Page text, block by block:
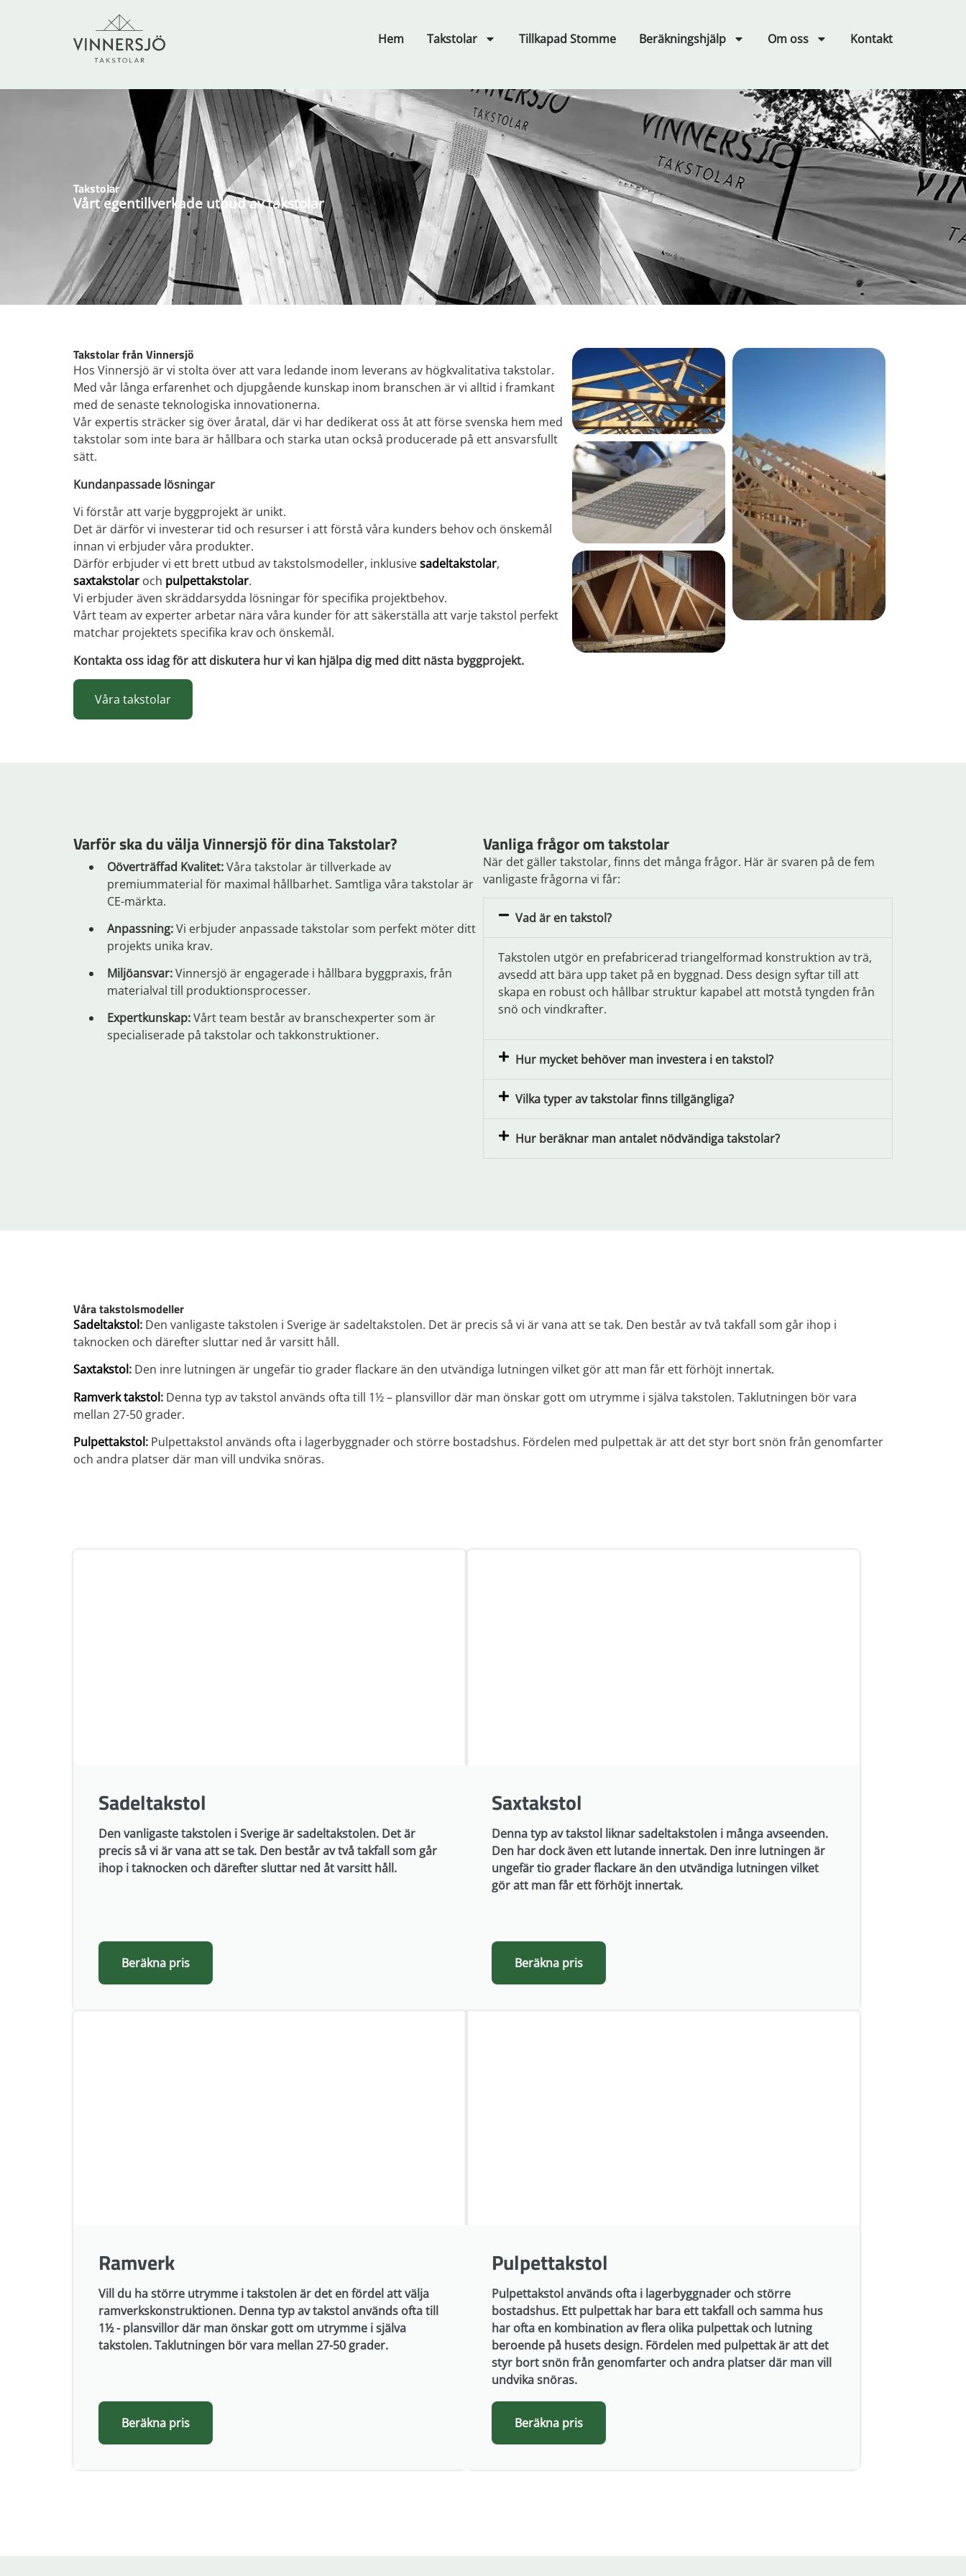
Hem Takstolar Tillkapad Stomme Beräkningshjälp Om oss Kontakt
Takstolar
Vårt egentillverkade utbud av takstolar
Takstolar från Vinnersjö
Hos Vinnersjö är vi stolta över att vara ledande inom leverans av högkvalitativa takstolar.
Med vår långa erfarenhet och djupgående kunskap inom branschen är vi alltid i framkant
med de senaste teknologiska innovationerna.
Vår expertis sträcker sig över åratal, där vi har dedikerat oss åt att förse svenska hem med
takstolar som inte bara är hållbara och starka utan också producerade på ett ansvarsfullt
sätt.
Kundanpassade lösningar
Vi förstår att varje byggprojekt är unikt.
Det är därför vi investerar tid och resurser i att förstå våra kunders behov och önskemål
innan vi erbjuder våra produkter.
Därför erbjuder vi ett brett utbud av takstolsmodeller, inklusivesadeltakstolar,
saxtakstolar och pulpettakstolar.
Vi erbjuder även skräddarsydda lösningar för specifika projektbehov.
Vårt team av experter arbetar nära våra kunder för att säkerställa att varje takstol perfekt
matchar projektets specifika krav och önskemål.
Kontakta oss idag för att diskutera hur vi kan hjälpa dig med ditt nästa byggprojekt.
Våra takstolar
Varför ska du välja Vinnersjö för dina Takstolar?
Oöverträffad Kvalitet:Våra takstolar är tillverkade av
premiummaterial för maximal hållbarhet. Samtliga våra takstolar är
CE-märkta.
Anpassning:Vi erbjuder anpassade takstolar som perfekt möter ditt
projekts unika krav.
Miljöansvar:Vinnersjö är engagerade i hållbara byggpraxis, från
materialval till produktionsprocesser.
Expertkunskap:Vårt team består av branschexperter som är
specialiserade på takstolar och takkonstruktioner.
Vanliga frågor om takstolar
När det gäller takstolar, finns det många frågor. Här är svaren på de fem
vanligaste frågorna vi får:
Vad är en takstol?
Takstolen utgör en prefabricerad triangelformad konstruktion av trä,
avsedd att bära upp taket på en byggnad. Dess design syftar till att
skapa en robust och hållbar struktur kapabel att motstå tyngden från
snö och vindkrafter.
Hur mycket behöver man investera i en takstol?
Vilka typer av takstolar finns tillgängliga?
Hur beräknar man antalet nödvändiga takstolar?
Våra takstolsmodeller
Sadeltakstol: Den vanligaste takstolen i Sverige är sadeltakstolen. Det är precis så vi är vana att se tak. Den består av två takfall som går ihop i
taknocken och därefter sluttar ned år varsitt håll.
Saxtakstol: Den inre lutningen är ungefär tio grader flackare än den utvändiga lutningen vilket gör att man får ett förhöjt innertak.
Ramverk takstol: Denna typ av takstol används ofta till 1½ – plansvillor där man önskar gott om utrymme i själva takstolen. Taklutningen bör vara
mellan 27-50 grader.
Pulpettakstol: Pulpettakstol används ofta i lagerbyggnader och större bostadshus. Fördelen med pulpettak är att det styr bort snön från genomfarter
och andra platser där man vill undvika snöras.
Sadeltakstol
Den vanligaste takstolen i Sverige är sadeltakstolen. Det är
precis så vi är vana att se tak. Den består av två takfall som går
ihop i taknocken och därefter sluttar ned åt varsitt håll.
Beräkna pris
Saxtakstol
Denna typ av takstol liknar sadeltakstolen i många avseenden.
Den har dock även ett lutande innertak. Den inre lutningen är
ungefär tio grader flackare än den utvändiga lutningen vilket
gör att man får ett förhöjt innertak.
Beräkna pris
Ramverk
Vill du ha större utrymme i takstolen är det en fördel att välja
ramverkskonstruktionen. Denna typ av takstol används ofta till
1½ - plansvillor där man önskar gott om utrymme i själva
takstolen. Taklutningen bör vara mellan 27-50 grader.
Beräkna pris
Pulpettakstol
Pulpettakstol används ofta i lagerbyggnader och större
bostadshus. Ett pulpettak har bara ett takfall och samma hus
har ofta en kombination av flera olika pulpettak och lutning
beroende på husets design. Fördelen med pulpettak är att det
styr bort snön från genomfarter och andra platser där man vill
undvika snöras.
Beräkna pris